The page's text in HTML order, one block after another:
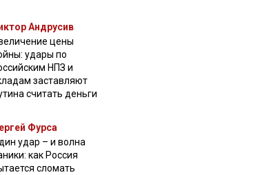
Андрусив
цены
удары по
НПЗ и
заставляют
считать деньги
Фурса
удар – и волна
как Россия
сломать